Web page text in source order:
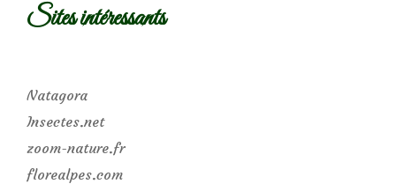
Sites intéressants
Natagora
Insectes.net
zoom-nature.fr
florealpes.com